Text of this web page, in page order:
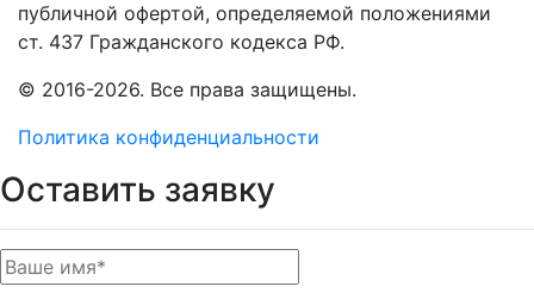
публичной офертой, определяемой положениями
ст. 437 Гражданского кодекса РФ.
© 2016-2026. Все права защищены.
Политика конфиденциальности
Оставить заявку